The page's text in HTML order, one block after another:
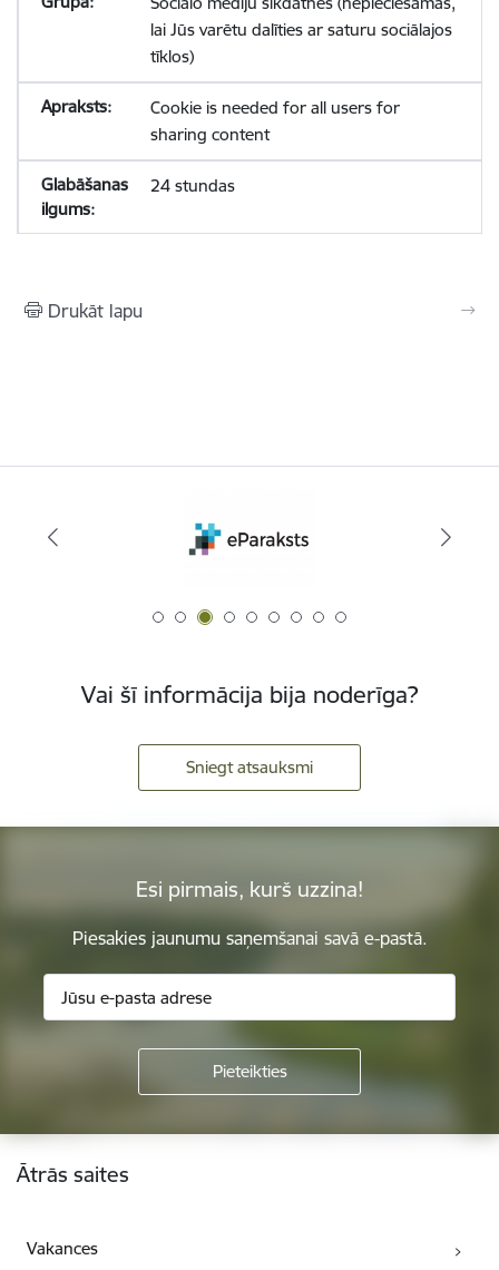
lai Jūs varētu dalīties ar saturu sociālajos
tīklos)
Cookie is needed for all users for
sharing content
24 stundas
Drukāt lapu
Vai šī informācija bija noderīga?
Sniegt atsauksmi
Esi pirmais, kurš uzzina!
Piesakies jaunumu saņemšanai savā e-pastā.
Kājene
Ātrās saites
Vakances